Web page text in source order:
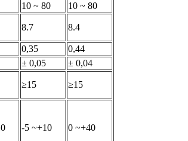
10 ~ 80
10 ~ 80
8.7 8.4
0,35
0,44
± 0,05
± 0,04
≥15 ≥15
-5 ~+10 0 ~+40